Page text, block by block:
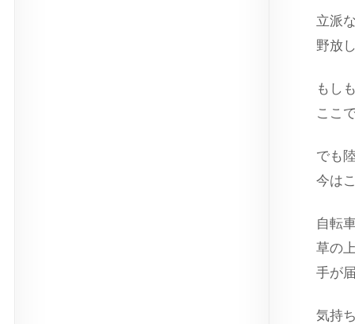
立派
野放
もし
ここ
でも
今は
自転
草の
手が
気持